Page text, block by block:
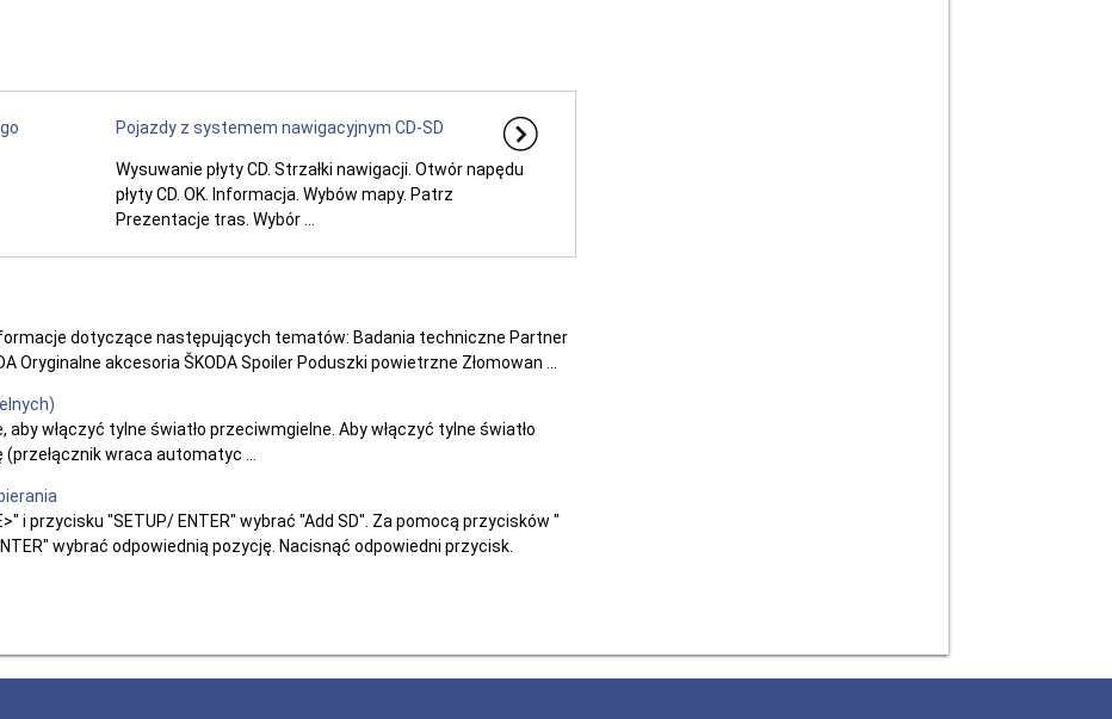
Pojazdy z systemem nawigacyjnym CD-SD
Wysuwanie płyty CD. Strzałki nawigacji. Otwór napędu
płyty CD. OK. Informacja. Wybów mapy. Patrz
Prezentacje tras. Wybór ...
dotyczące następujących tematów: Badania techniczne Partner
Oryginalne akcesoria ŠKODA Spoiler Poduszki powietrzne Złomowan ...
włączyć tylne światło przeciwmgielne. Aby włączyć tylne światło
wraca automatyc ...
i przycisku "SETUP/ ENTER" wybrać "Add SD". Za pomocą przycisków "
wybrać odpowiednią pozycję. Nacisnąć odpowiedni przycisk.